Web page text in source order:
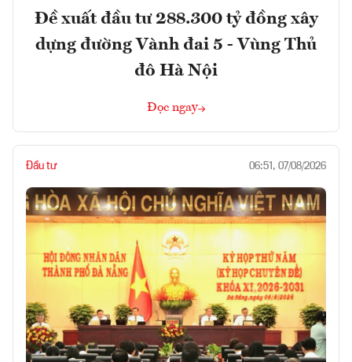
Đề xuất đầu tư 288.300 tỷ đồng xây
dựng đường Vành đai 5 - Vùng Thủ
đô Hà Nội
Đọc ngay
Đầu tư 06:51, 07/08/2026